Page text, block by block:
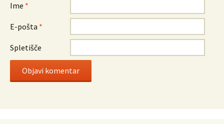
Ime *
E-pošta *
Spletišče